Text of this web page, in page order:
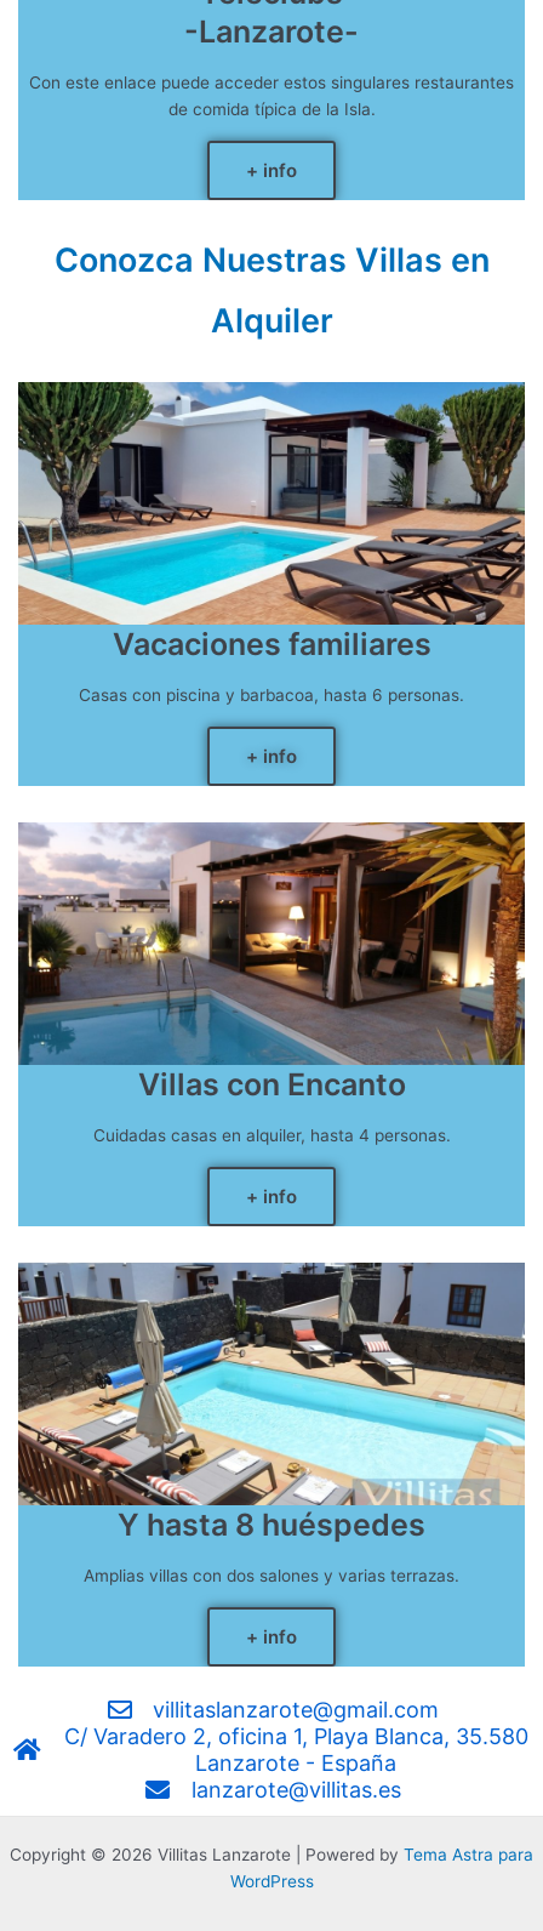
-Lanzarote-
Con este enlace puede acceder estos singulares restaurantes
de comida típica de la Isla.
+ info
Conozca Nuestras Villas en
Alquiler
Vacaciones familiares
Casas con piscina y barbacoa, hasta 6 personas.
+ info
Villas con Encanto
Cuidadas casas en alquiler, hasta 4 personas.
+ info
Y hasta 8 huéspedes
Amplias villas con dos salones y varias terrazas.
+ info
villitaslanzarote@gmail.com
C/ Varadero 2, oficina 1, Playa Blanca, 35.580
Lanzarote - España
lanzarote@villitas.es
Copyright © 2026 Villitas Lanzarote | Powered by Tema Astra para
WordPress